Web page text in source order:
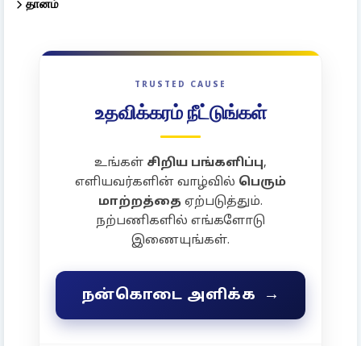
தானம்
TRUSTED CAUSE
உதவிக்கரம் நீட்டுங்கள்
உங்கள் சிறிய பங்களிப்பு,
எளியவர்களின் வாழ்வில் பெரும்
மாற்றத்தை ஏற்படுத்தும்.
நற்பணிகளில் எங்களோடு
இணையுங்கள்.
நன்கொடை அளிக்க →